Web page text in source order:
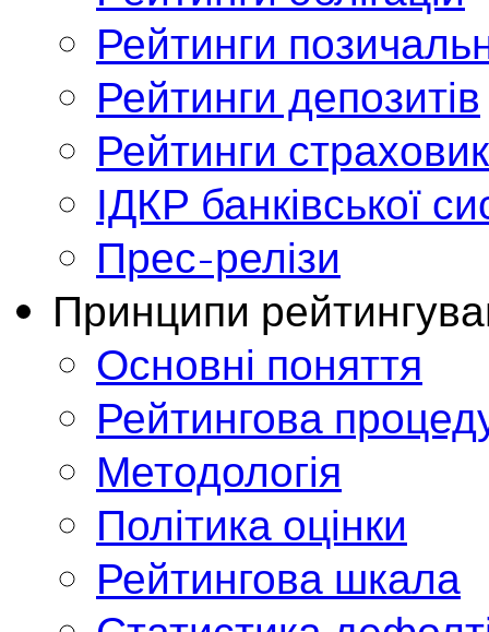
Рейтинги
Рейтинги депозитів
Рейтинги
ІДКР банківської
Прес-релізи
Принципи
Основні поняття
Рейтингова
Методологія
Політика оцінки
Рейтингова шкала